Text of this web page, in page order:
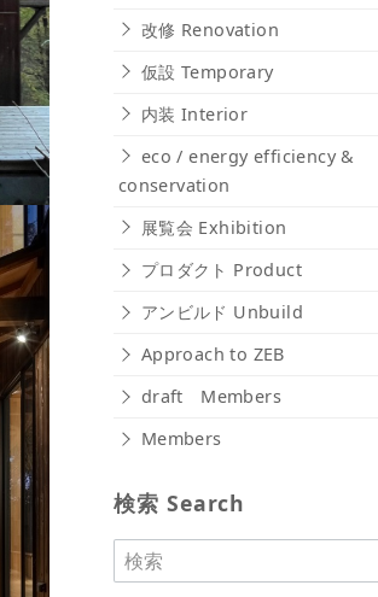
改修 Renovation
仮設 Temporary
内装 Interior
eco / energy efficiency &
conservation
展覧会 Exhibition
プロダクト Product
アンビルド Unbuild
Approach to ZEB
draft Members
Members
検索 Search